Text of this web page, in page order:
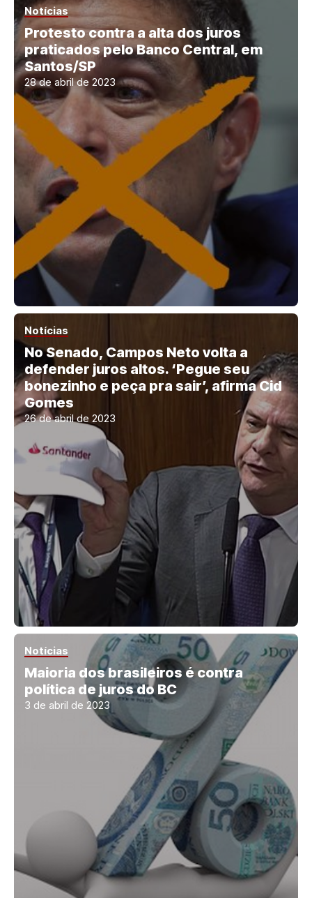
Notícias
Protesto contra a alta dos juros
praticados pelo Banco Central, em
Santos/SP
28 de abril de 2023
Notícias
No Senado, Campos Neto volta a
defender juros altos. ‘Pegue seu
bonezinho e peça pra sair’, afirma Cid
Gomes
26 de abril de 2023
Notícias
Maioria dos brasileiros é contra
política de juros do BC
3 de abril de 2023